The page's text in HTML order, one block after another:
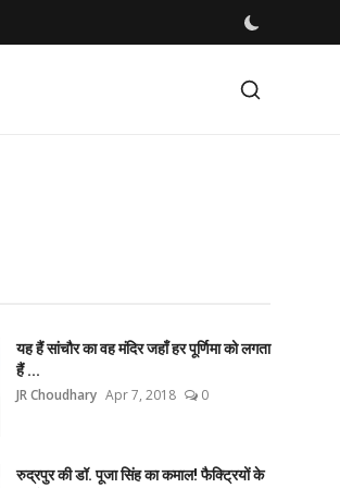
यह हैं सांचौर का वह मंदिर जहाँ हर पूर्णिमा को लगता
हैं ...
JR Choudhary Apr 7, 2018 0
रुद्रपुर की डॉ. पूजा सिंह का कमाल! फैक्ट्रियों के